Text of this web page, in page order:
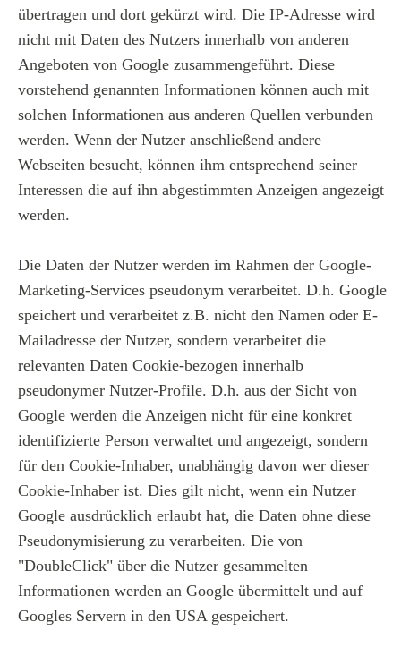
übertragen und dort gekürzt wird. Die IP-Adresse wird
nicht mit Daten des Nutzers innerhalb von anderen
Angeboten von Google zusammengeführt. Diese
vorstehend genannten Informationen können auch mit
solchen Informationen aus anderen Quellen verbunden
werden. Wenn der Nutzer anschließend andere
Webseiten besucht, können ihm entsprechend seiner
Interessen die auf ihn abgestimmten Anzeigen angezeigt
werden.
Die Daten der Nutzer werden im Rahmen der Google-
Marketing-Services pseudonym verarbeitet. D.h. Google
speichert und verarbeitet z.B. nicht den Namen oder E-
Mailadresse der Nutzer, sondern verarbeitet die
relevanten Daten Cookie-bezogen innerhalb
pseudonymer Nutzer-Profile. D.h. aus der Sicht von
Google werden die Anzeigen nicht für eine konkret
identifizierte Person verwaltet und angezeigt, sondern
für den Cookie-Inhaber, unabhängig davon wer dieser
Cookie-Inhaber ist. Dies gilt nicht, wenn ein Nutzer
Google ausdrücklich erlaubt hat, die Daten ohne diese
Pseudonymisierung zu verarbeiten. Die von
"DoubleClick" über die Nutzer gesammelten
Informationen werden an Google übermittelt und auf
Googles Servern in den USA gespeichert.